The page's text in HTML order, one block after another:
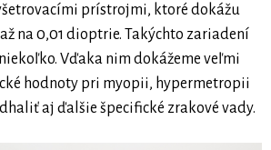
prístrojmi, ktoré dokážu
na 0,01 dioptrie. Takýchto zariadení
Vďaka nim dokážeme veľmi
hodnoty pri myopii, hypermetropii
aj ďalšie špecifické zrakové vady.